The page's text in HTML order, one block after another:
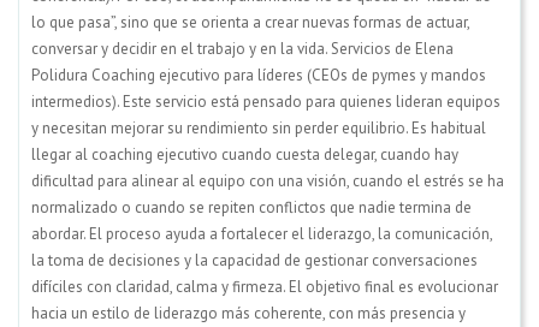
lo que pasa”, sino que se orienta a crear nuevas formas de actuar,
conversar y decidir en el trabajo y en la vida. Servicios de Elena
Polidura Coaching ejecutivo para líderes (CEOs de pymes y mandos
intermedios). Este servicio está pensado para quienes lideran equipos
y necesitan mejorar su rendimiento sin perder equilibrio. Es habitual
llegar al coaching ejecutivo cuando cuesta delegar, cuando hay
dificultad para alinear al equipo con una visión, cuando el estrés se ha
normalizado o cuando se repiten conflictos que nadie termina de
abordar. El proceso ayuda a fortalecer el liderazgo, la comunicación,
la toma de decisiones y la capacidad de gestionar conversaciones
difíciles con claridad, calma y firmeza. El objetivo final es evolucionar
hacia un estilo de liderazgo más coherente, con más presencia y